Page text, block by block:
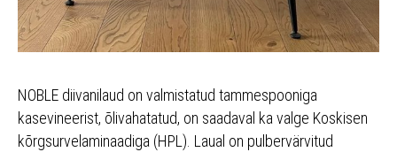
NOBLE diivanilaud on valmistatud tammespooniga
kasevineerist, õlivahatatud, on saadaval ka valge Koskisen
kõrgsurvelaminaadiga (HPL). Laual on pulbervärvitud